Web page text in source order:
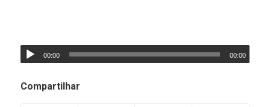
00:00 00:00
Compartilhar